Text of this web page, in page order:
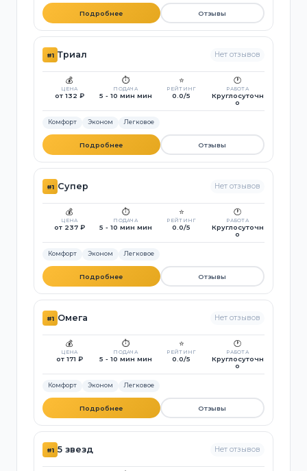
Подробнее Отзывы
#1 Триал Нет отзывов
💰
ЦЕНА
от 132 ₽
⏱️
ПОДАЧА
5 - 10 мин мин
⭐
РЕЙТИНГ
0.0/5
🕐
РАБОТА
Круглосуточн
о
Комфорт Эконом Легковое
Подробнее Отзывы
#1 Супер Нет отзывов
💰
ЦЕНА
от 237 ₽
⏱️
ПОДАЧА
5 - 10 мин мин
⭐
РЕЙТИНГ
0.0/5
🕐
РАБОТА
Круглосуточн
о
Комфорт Эконом Легковое
Подробнее Отзывы
#1 Омега Нет отзывов
💰
ЦЕНА
от 171 ₽
⏱️
ПОДАЧА
5 - 10 мин мин
⭐
РЕЙТИНГ
0.0/5
🕐
РАБОТА
Круглосуточн
о
Комфорт Эконом Легковое
Подробнее Отзывы
#1 5 звезд Нет отзывов